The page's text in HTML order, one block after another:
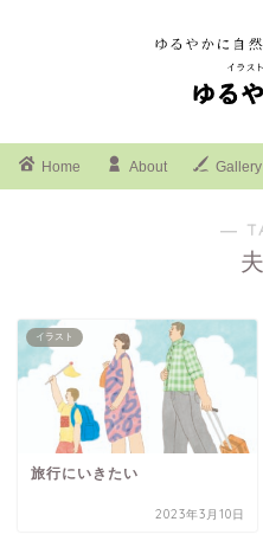
Home About Gallery
―
イラスト
旅行にいきたい
2023年3月10日